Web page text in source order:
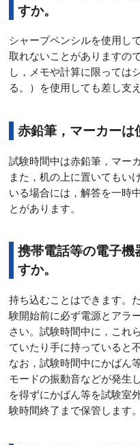
すか。
シャープペンシルを使用し
取れないことがありますの
し，メモや計算に限っては
る。）を使用しても差し支
赤鉛筆，マーカーは
試験時間中は赤鉛筆，マー
また，机の上に置いてもい
いる場合には，解答を一時
とがあります。
携帯電話等の電子機
すか。
持ち込むことはできます。
験開始前に必ず電源とアラ
さい。試験時間中に，これ
ていたり手に持っていると
なお，試験時間中にかばん
モードの振動音などが発生
を得ずにかばん等を試験室
験時間終了まで保管します。